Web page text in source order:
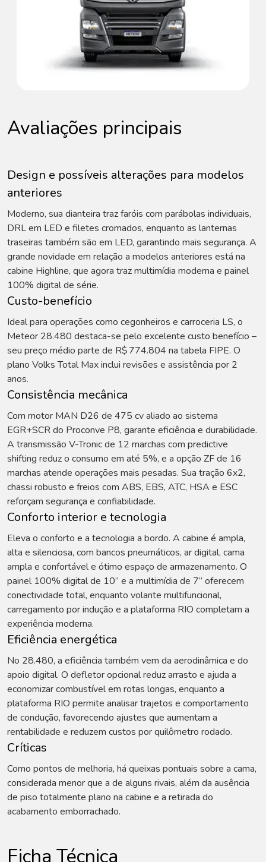
Avaliações principais
Design e possíveis alterações para modelos
anteriores
Moderno, sua dianteira traz faróis com parábolas individuais,
DRL em LED e filetes cromados, enquanto as lanternas
traseiras também são em LED, garantindo mais segurança. A
grande novidade em relação a modelos anteriores está na
cabine Highline, que agora traz multimídia moderna e painel
100% digital de série.
Custo-benefício
Ideal para operações como cegonheiros e carroceria LS, o
Meteor 28.480 destaca-se pelo excelente custo benefício –
seu preço médio parte de R$ 774.804 na tabela FIPE. O
plano Volks Total Max inclui revisões e assistência por 2
anos.
Consistência mecânica
Com motor MAN D26 de 475 cv aliado ao sistema
EGR+SCR do Proconve P8, garante eficiência e durabilidade.
A transmissão V-Tronic de 12 marchas com predictive
shifting reduz o consumo em até 5%, e a opção ZF de 16
marchas atende operações mais pesadas. Sua tração 6x2,
chassi robusto e freios com ABS, EBS, ATC, HSA e ESC
reforçam segurança e confiabilidade.
Conforto interior e tecnologia
Eleva o conforto e a tecnologia a bordo. A cabine é ampla,
alta e silenciosa, com bancos pneumáticos, ar digital, cama
ampla e confortável e ótimo espaço de armazenamento. O
painel 100% digital de 10” e a multimídia de 7” oferecem
conectividade total, enquanto volante multifuncional,
carregamento por indução e a plataforma RIO completam a
experiência moderna.
Eficiência energética
No 28.480, a eficiência também vem da aerodinâmica e do
apoio digital. O defletor opcional reduz arrasto e ajuda a
economizar combustível em rotas longas, enquanto a
plataforma RIO permite analisar trajetos e comportamento
de condução, favorecendo ajustes que aumentam a
rentabilidade e reduzem custos por quilômetro rodado.
Críticas
Como pontos de melhoria, há queixas pontuais sobre a cama,
considerada menor que a de alguns rivais, além da ausência
de piso totalmente plano na cabine e a retirada do
acabamento emborrachado.
Ficha Técnica